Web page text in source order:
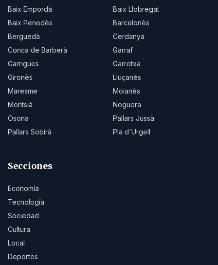
Baix Empordà
Baix Llobregat
Baix Penedès
Barcelonès
Berguedà
Cerdanya
Conca de Barberà
Garraf
Garrigues
Garrotxa
Gironès
Lluçanès
Maresme
Moianès
Montsià
Noguera
Osona
Pallars Jussà
Pallars Sobirà
Pla d'Urgell
Secciones
Economía
Tecnología
Sociedad
Cultura
Local
Deportes